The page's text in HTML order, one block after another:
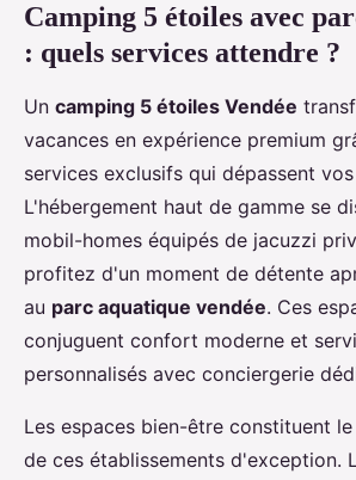
Camping 5 étoiles avec
: quels services attendre ?
Un camping 5 étoiles Vendée
vacances en expérience premium
services exclusifs qui dépassent
L'hébergement haut de gamme se
mobil-homes équipés de jacuzzi
profitez d'un moment de détente
au parc aquatique vendée. Ces
conjuguent confort moderne et
personnalisés avec conciergerie
Les espaces bien-être constituent
de ces établissements d'exception.